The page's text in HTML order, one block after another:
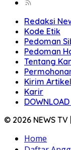
Redaksi
Kode Etik
Pedoman
Pedoman
Tentang
Kirim Artikel
Karir
© 2026 NEWS TV
Home